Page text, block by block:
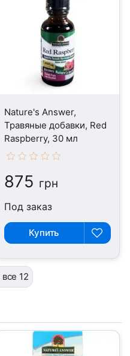
Nature's Answer,
Травяные добавки, Red
Raspberry, 30 мл
875 грн
Под заказ
Купить
12